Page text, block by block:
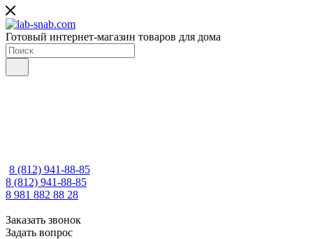
Готовый интернет-магазин товаров для дома
8 (812) 941-88-85
8 (812) 941-88-85
8 981 882 88 28
Заказать звонок
Задать вопрос